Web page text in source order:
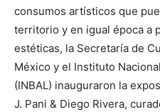
consumos artísticos que
territorio y en igual época a
estéticas, la Secretaría de
México y el Instituto
(INBAL) inauguraron la
J. Pani & Diego Rivera,